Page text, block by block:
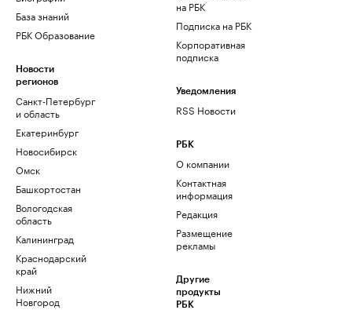
База знаний
РБК Образование
Новости
регионов
Санкт-Петербург
и область
Екатеринбург
Новосибирск
Омск
Башкортостан
Вологодская
область
Калининград
Краснодарский
край
Нижний
Новгород
на РБК
Подписка на РБК
Корпоративная
подписка
Уведомления
RSS Новости
РБК
О компании
Контактная
информация
Редакция
Размещение
рекламы
Другие
продукты
РБК